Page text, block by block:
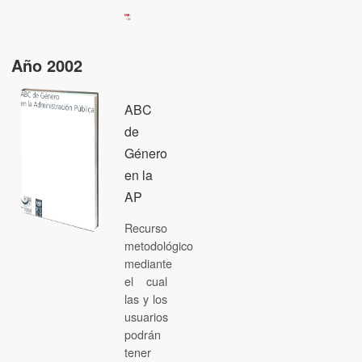
Año 2002
ABC
de
Género
en la
AP
Recurso
metodológico
mediante
el cual
las y los
usuarios
podrán
tener